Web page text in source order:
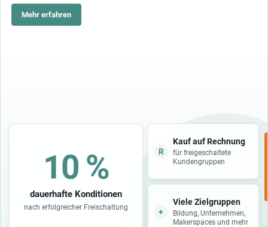
Mehr erfahren
10 %
dauerhafte Konditionen
nach erfolgreicher Freischaltung
R
Kauf auf Rechnung
für freigeschaltete
Kundengruppen
+
Viele Zielgruppen
Bildung, Unternehmen,
Makerspaces und mehr